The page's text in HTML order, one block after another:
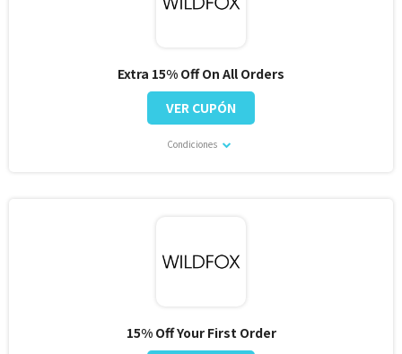
Extra 15% Off On All Orders
Condiciones
VER CUPÓN
15% Off Your First Order